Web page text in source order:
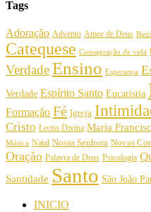
Tags
Adoração Advento Amor de Deus
Catequese Consagração de vida
VerdadeEnsino Esperança
Verdade Espírito Santo Eucaristia
Formação Fé Igreja
Cristo Lectio Divina Maria
Música Natal Nossa Senhora Novas
Oração Palavra de Deus Psicologia
Santidade Santo São João
INICIO